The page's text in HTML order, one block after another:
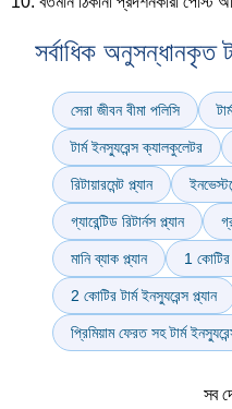
সর্বাধিক অনুসন্ধানকৃত
সেরা জীবন বীমা পলিসি
টার্ম ইনস্যুরেন্স ক্যালকুলেটর
রিটায়ারমেন্ট প্ল্যান
গ্যারেন্টিড রিটার্নস প্ল্যান
মানি ব্যাক প্ল্যান 1 কোটির
2 কোটির টার্ম ইনস্যুরেন্স প্ল্যান
প্রিমিয়াম ফেরত সহ টার্ম
সব